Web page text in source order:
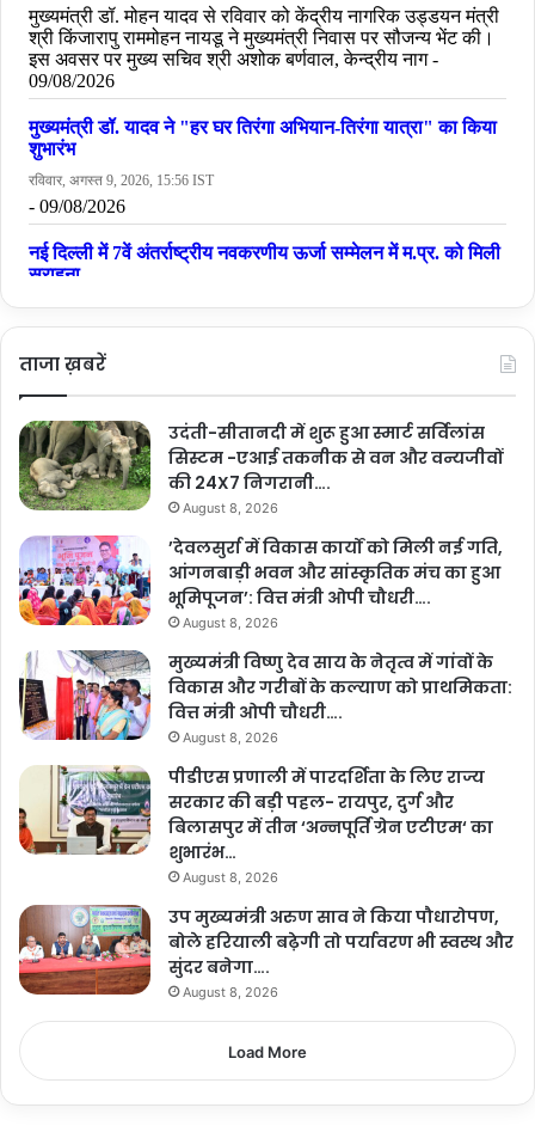
ताजा ख़बरें
उदंती-सीतानदी में शुरू हुआ स्मार्ट सर्विलांस
सिस्टम -एआई तकनीक से वन और वन्यजीवों
की 24X7 निगरानी….
August 8, 2026
’देवलसुर्रा में विकास कार्यों को मिली नई गति,
आंगनबाड़ी भवन और सांस्कृतिक मंच का हुआ
भूमिपूजन’: वित्त मंत्री ओपी चौधरी….
August 8, 2026
मुख्यमंत्री विष्णु देव साय के नेतृत्व में गांवों के
विकास और गरीबों के कल्याण को प्राथमिकता:
वित्त मंत्री ओपी चौधरी….
August 8, 2026
पीडीएस प्रणाली में पारदर्शिता के लिए राज्य
सरकार की बड़ी पहल- रायपुर, दुर्ग और
बिलासपुर में तीन ‘अन्नपूर्ति ग्रेन एटीएम‘ का
शुभारंभ…
August 8, 2026
उप मुख्यमंत्री अरुण साव ने किया पौधारोपण,
बोले हरियाली बढ़ेगी तो पर्यावरण भी स्वस्थ और
सुंदर बनेगा….
August 8, 2026
Load More